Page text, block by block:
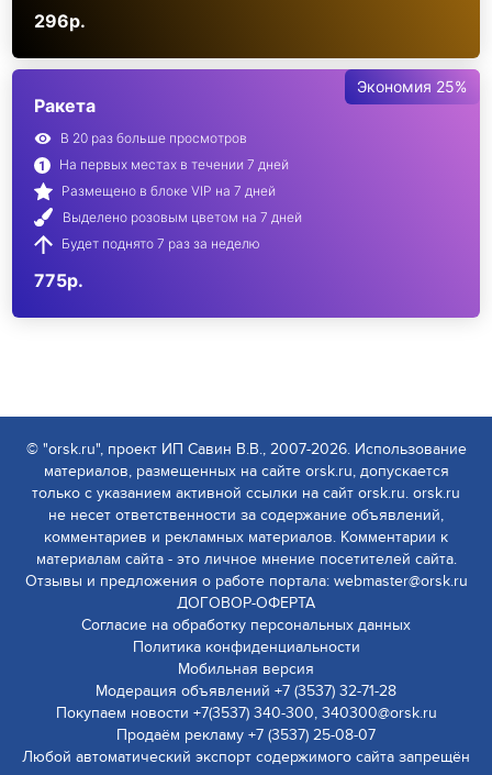
296р.
Экономия 25%
Ракета
В 20 раз больше просмотров
На первых местах в течении 7 дней
Размещено в блоке VIP на 7 дней
Выделено розовым цветом на 7 дней
Будет поднято 7 раз за неделю
775р.
© "orsk.ru", проект ИП Савин В.В., 2007-2026. Использование
материалов, размещенных на сайте orsk.ru, допускается
только с указанием активной ссылки на сайт orsk.ru. orsk.ru
не несет ответственности за содержание объявлений,
комментариев и рекламных материалов. Комментарии к
материалам сайта - это личное мнение посетителей сайта.
Отзывы и предложения о работе портала: webmaster@orsk.ru
ДОГОВОР-ОФЕРТА
Согласие на обработку персональных данных
Политика конфиденциальности
Мобильная версия
Модерация объявлений +7 (3537) 32-71-28
Покупаем новости +7(3537) 340-300, 340300@orsk.ru
Продаём рекламу +7 (3537) 25-08-07
Любой автоматический экспорт содержимого сайта запрещён